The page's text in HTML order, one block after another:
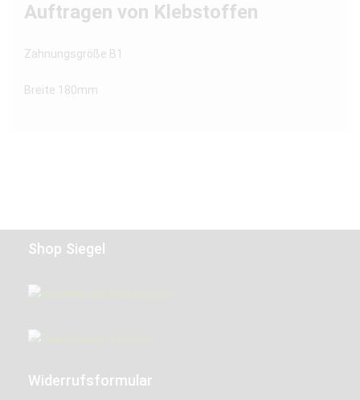
Auftragen von Klebstoffen
Zahnungsgröße B1
Breite 180mm
Shop Siegel
Widerrufsformular